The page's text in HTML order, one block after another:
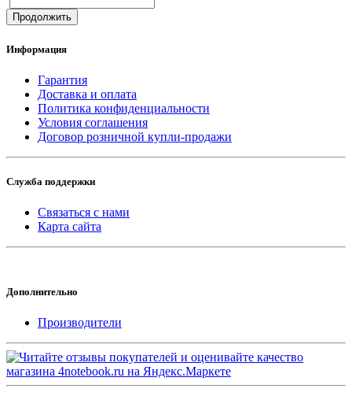
Продолжить
Информация
Гарантия
Доставка и оплата
Политика конфиденциальности
Условия соглашения
Договор розничной купли-продажи
Служба поддержки
Связаться с нами
Карта сайта
Дополнительно
Производители